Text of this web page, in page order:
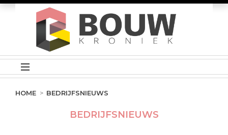
HOME BEDRIJFSNIEUWS
BEDRIJFSNIEUWS